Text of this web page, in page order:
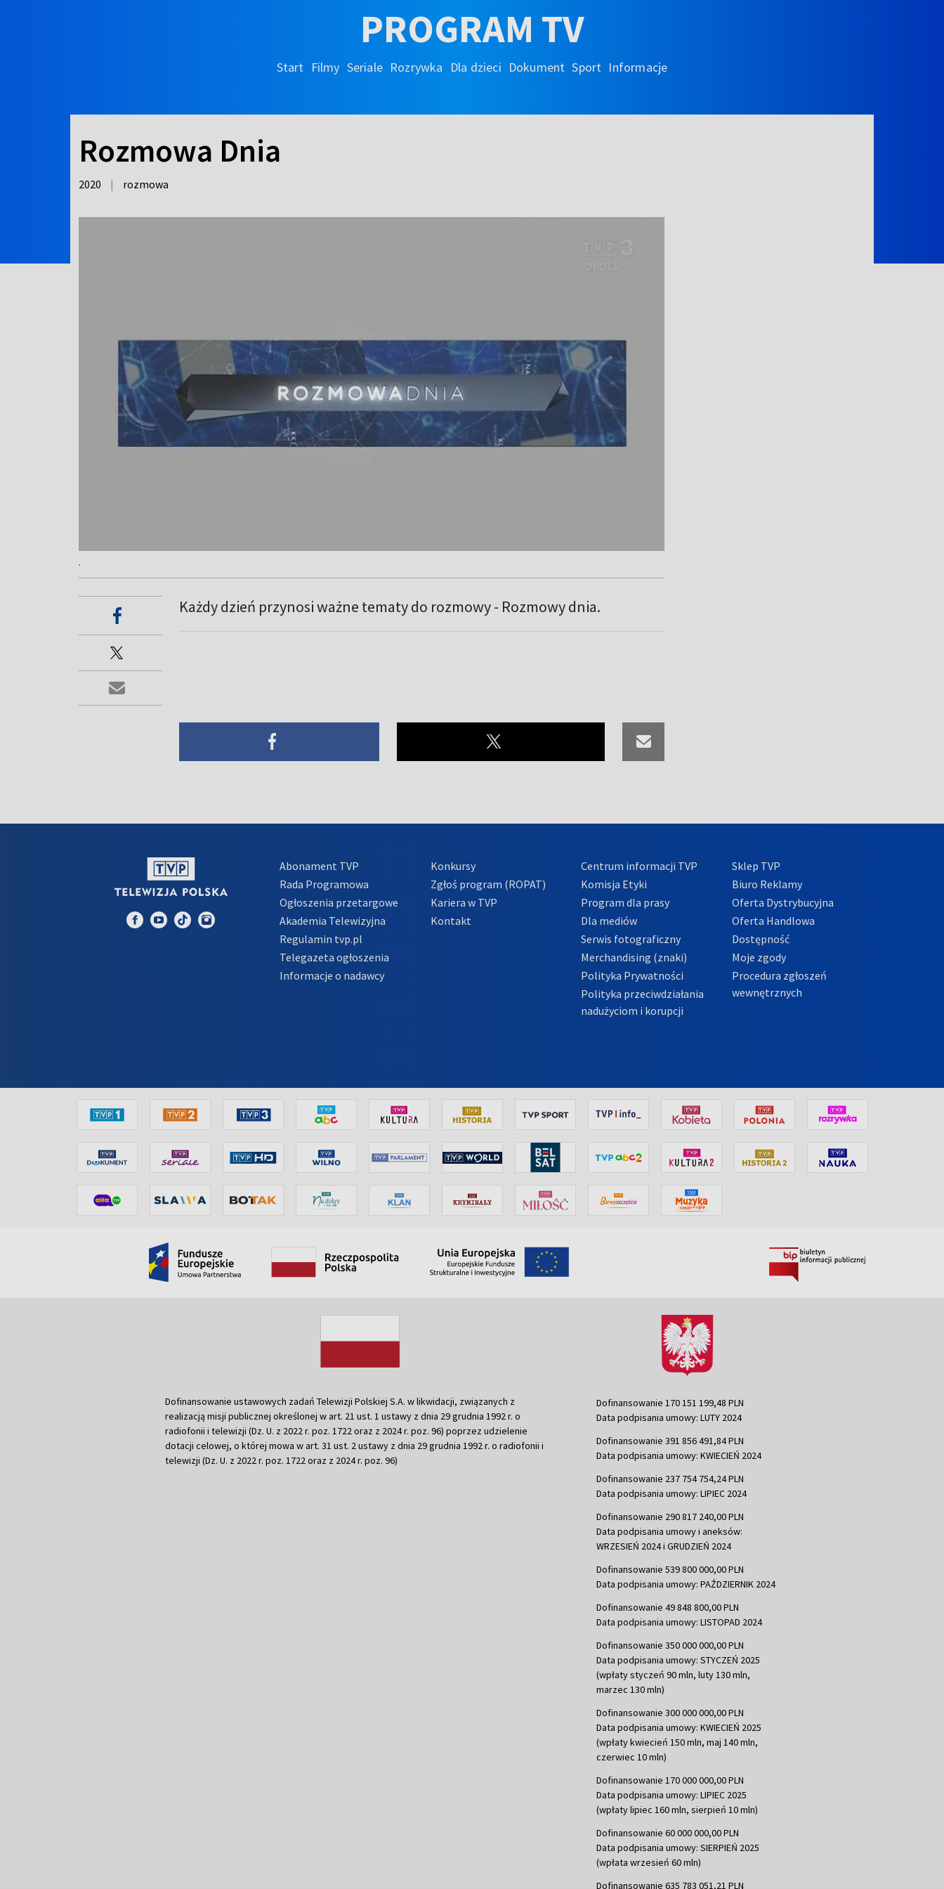
PROGRAM TV
Start Filmy Seriale Rozrywka Dla dzieci Dokument Sport Informacje
Rozmowa Dnia
2020 | rozmowa
.
Każdy dzień przynosi ważne tematy do rozmowy - Rozmowy dnia.
Abonament TVP
Rada Programowa
Ogłoszenia przetargowe
Akademia Telewizyjna
Regulamin tvp.pl
Telegazeta ogłoszenia
Informacje o nadawcy
Konkursy
Zgłoś program (ROPAT)
Kariera w TVP
Kontakt
Centrum informacji TVP
Komisja Etyki
Program dla prasy
Dla mediów
Serwis fotograficzny
Merchandising (znaki)
Polityka Prywatności
Polityka przeciwdziałania
nadużyciom i korupcji
Sklep TVP
Biuro Reklamy
Oferta Dystrybucyjna
Oferta Handlowa
Dostępność
Moje zgody
Procedura zgłoszeń
wewnętrznych
Dofinansowanie ustawowych zadań Telewizji Polskiej S.A. w likwidacji, związanych z
realizacją misji publicznej określonej w art. 21 ust. 1 ustawy z dnia 29 grudnia 1992 r. o
radiofonii i telewizji (Dz. U. z 2022 r. poz. 1722 oraz z 2024 r. poz. 96) poprzez udzielenie
dotacji celowej, o której mowa w art. 31 ust. 2 ustawy z dnia 29 grudnia 1992 r. o radiofonii i
telewizji (Dz. U. z 2022 r. poz. 1722 oraz z 2024 r. poz. 96)
Dofinansowanie 170 151 199,48 PLN
Data podpisania umowy: LUTY 2024
Dofinansowanie 391 856 491,84 PLN
Data podpisania umowy: KWIECIEŃ 2024
Dofinansowanie 237 754 754,24 PLN
Data podpisania umowy: LIPIEC 2024
Dofinansowanie 290 817 240,00 PLN
Data podpisania umowy i aneksów:
WRZESIEŃ 2024 i GRUDZIEŃ 2024
Dofinansowanie 539 800 000,00 PLN
Data podpisania umowy: PAŹDZIERNIK 2024
Dofinansowanie 49 848 800,00 PLN
Data podpisania umowy: LISTOPAD 2024
Dofinansowanie 350 000 000,00 PLN
Data podpisania umowy: STYCZEŃ 2025
(wpłaty styczeń 90 mln, luty 130 mln,
marzec 130 mln)
Dofinansowanie 300 000 000,00 PLN
Data podpisania umowy: KWIECIEŃ 2025
(wpłaty kwiecień 150 mln, maj 140 mln,
czerwiec 10 mln)
Dofinansowanie 170 000 000,00 PLN
Data podpisania umowy: LIPIEC 2025
(wpłaty lipiec 160 mln, sierpień 10 mln)
Dofinansowanie 60 000 000,00 PLN
Data podpisania umowy: SIERPIEŃ 2025
(wpłata wrzesień 60 mln)
Dofinansowanie 635 783 051,21 PLN